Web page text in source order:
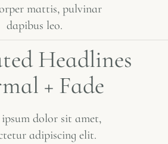
mattis, pulvinar
dapibus leo.
ted Headlines
mal + Fade
dolor sit amet,
adipiscing elit.